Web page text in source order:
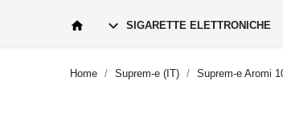
  SIGARETTE ELETTRONICHE
Home Suprem-e (IT) Suprem-e Aromi